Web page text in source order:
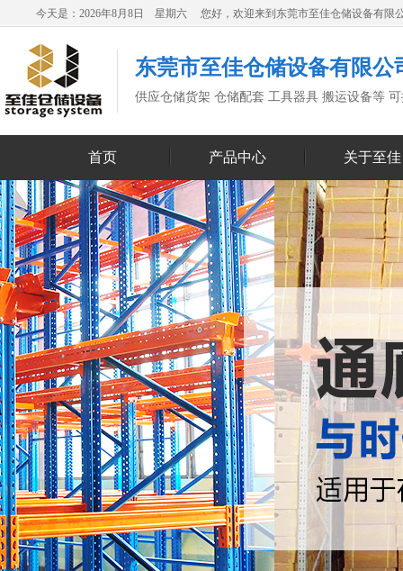
今天是：2026年8月8日 星期六 您好，欢迎来到东莞市至佳仓储设备有限
东莞市至佳仓储设备有限公
供应仓储货架 仓储配套 工具器具 搬运设备等
首页 产品中心 关于至佳